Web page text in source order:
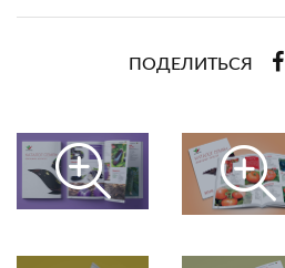
ПОДЕЛИТЬСЯ